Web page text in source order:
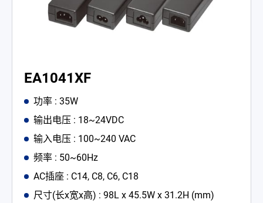
EA1041XF
功率 : 35W
输出电压 : 18~24VDC
输入电压 : 100~240 VAC
频率 : 50~60Hz
AC插座 : C14, C8, C6, C18
尺寸(长x宽x高) : 98L x 45.5W x 31.2H (mm)